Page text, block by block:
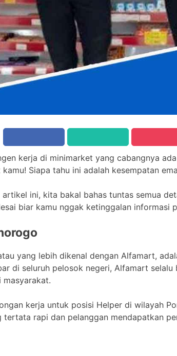
kerja di minimarket yang cabangnya
Siapa tahu ini adalah kesempatan
ini, kita bakal bahas tuntas semua
biar kamu nggak ketinggalan informasi
yang lebih dikenal dengan Alfamart,
di seluruh pelosok negeri, Alfamart
masyarakat.
kerja untuk posisi Helper di wilayah
rapi dan pelanggan mendapatkan